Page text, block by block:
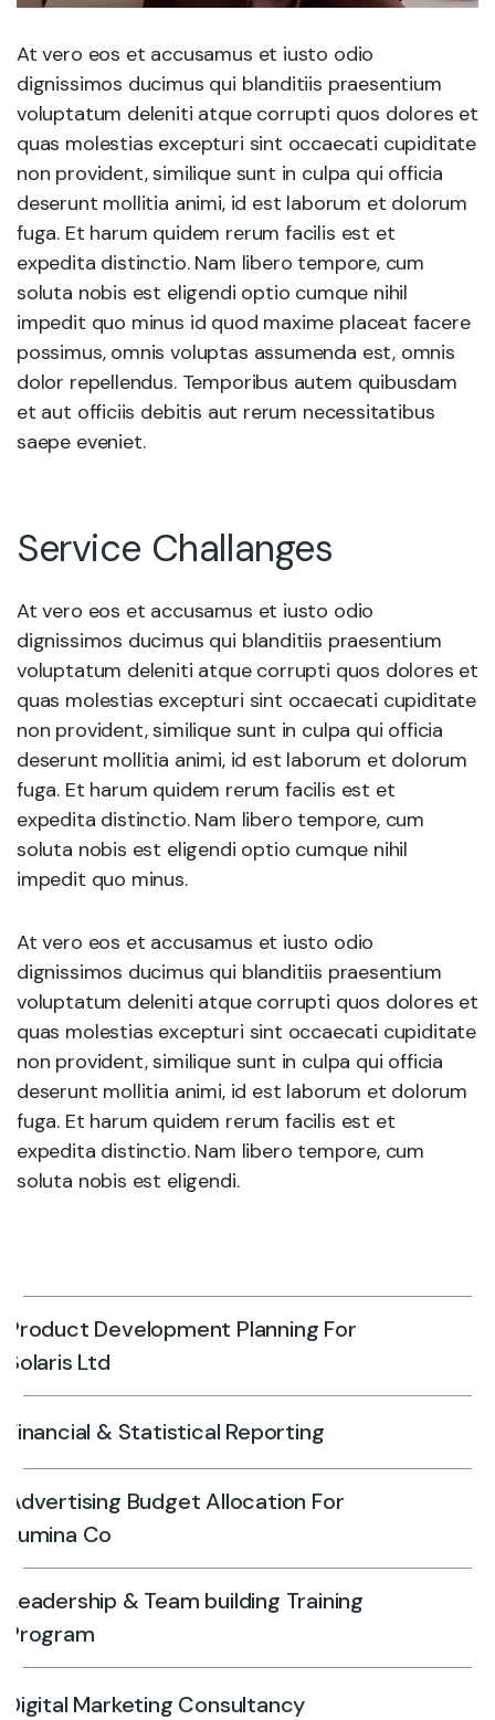
At vero eos et accusamus et iusto odio
dignissimos ducimus qui blanditiis praesentium
voluptatum deleniti atque corrupti quos dolores et
quas molestias excepturi sint occaecati cupiditate
non provident, similique sunt in culpa qui officia
deserunt mollitia animi, id est laborum et dolorum
fuga. Et harum quidem rerum facilis est et
expedita distinctio. Nam libero tempore, cum
soluta nobis est eligendi optio cumque nihil
impedit quo minus id quod maxime placeat facere
possimus, omnis voluptas assumenda est, omnis
dolor repellendus. Temporibus autem quibusdam
et aut officiis debitis aut rerum necessitatibus
saepe eveniet.
Service Challanges
At vero eos et accusamus et iusto odio
dignissimos ducimus qui blanditiis praesentium
voluptatum deleniti atque corrupti quos dolores et
quas molestias excepturi sint occaecati cupiditate
non provident, similique sunt in culpa qui officia
deserunt mollitia animi, id est laborum et dolorum
fuga. Et harum quidem rerum facilis est et
expedita distinctio. Nam libero tempore, cum
soluta nobis est eligendi optio cumque nihil
impedit quo minus.
At vero eos et accusamus et iusto odio
dignissimos ducimus qui blanditiis praesentium
voluptatum deleniti atque corrupti quos dolores et
quas molestias excepturi sint occaecati cupiditate
non provident, similique sunt in culpa qui officia
deserunt mollitia animi, id est laborum et dolorum
fuga. Et harum quidem rerum facilis est et
expedita distinctio. Nam libero tempore, cum
soluta nobis est eligendi.
Product Development Planning For
Solaris Ltd
Financial & Statistical Reporting
Advertising Budget Allocation For
Lumina Co
Leadership & Team building Training
Program
Digital Marketing Consultancy